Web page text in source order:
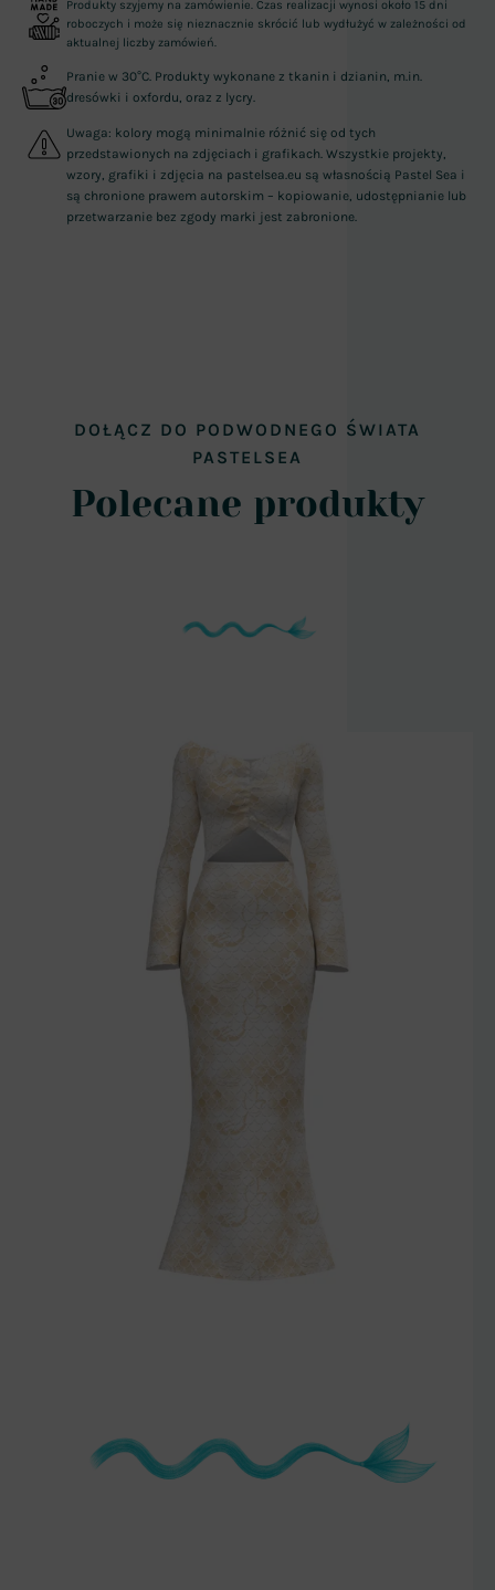
Produkty szyjemy na zamówienie. Czas realizacji wynosi około 15 dni
roboczych i może się nieznacznie skrócić lub wydłużyć w zależności od
aktualnej liczby zamówień.
Pranie w 30°C. Produkty wykonane z tkanin i dzianin, m.in.
dresówki i oxfordu, oraz z lycry.
Uwaga: kolory mogą minimalnie różnić się od tych
przedstawionych na zdjęciach i grafikach. Wszystkie projekty,
wzory, grafiki i zdjęcia na pastelsea.eu są własnością Pastel Sea i
są chronione prawem autorskim – kopiowanie, udostępnianie lub
przetwarzanie bez zgody marki jest zabronione.
DOŁĄCZ DO PODWODNEGO ŚWIATA
PASTELSEA
Polecane produkty